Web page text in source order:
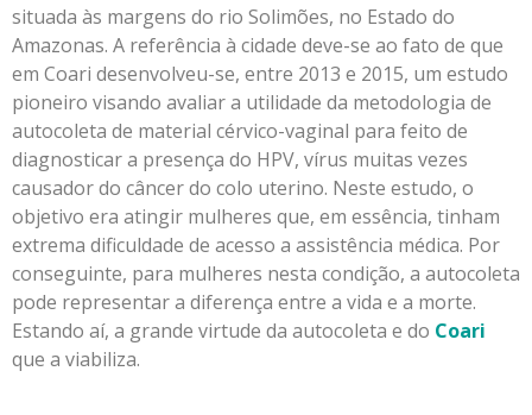
situada às margens do rio Solimões, no Estado do
Amazonas. A referência à cidade deve-se ao fato de que
em Coari desenvolveu-se, entre 2013 e 2015, um estudo
pioneiro visando avaliar a utilidade da metodologia de
autocoleta de material cérvico-vaginal para feito de
diagnosticar a presença do HPV, vírus muitas vezes
causador do câncer do colo uterino. Neste estudo, o
objetivo era atingir mulheres que, em essência, tinham
extrema dificuldade de acesso a assistência médica. Por
conseguinte, para mulheres nesta condição, a autocoleta
pode representar a diferença entre a vida e a morte.
Estando aí, a grande virtude da autocoleta e do Coari
que a viabiliza.